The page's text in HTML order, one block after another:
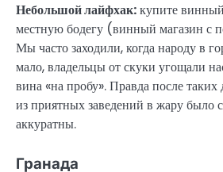
Небольшой лайфхак:купите
местную бодегу (винный магазин с
Мы часто заходили, когда народу в
мало, владельцы от скуки угощали
вина «на пробу». Правда после
из приятных заведений в жару было
аккуратны.
Гранада